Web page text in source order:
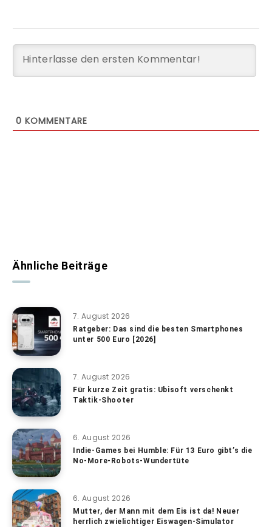
0 KOMMENTARE
Ähnliche Beiträge
7. August 2026
Ratgeber: Das sind die besten Smartphones
unter 500 Euro [2026]
7. August 2026
Für kurze Zeit gratis: Ubisoft verschenkt
Taktik-Shooter
6. August 2026
Indie-Games bei Humble: Für 13 Euro gibt’s die
No-More-Robots-Wundertüte
6. August 2026
Mutter, der Mann mit dem Eis ist da! Neuer
herrlich zwielichtiger Eiswagen-Simulator